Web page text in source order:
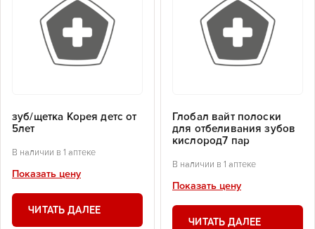
зуб/щетка Корея детс от
5лет
В наличии в 1 аптеке
Показать цену
ЧИТАТЬ ДАЛЕЕ
Глобал вайт полоски
для отбеливания зубов
кислород7 пар
В наличии в 1 аптеке
Показать цену
ЧИТАТЬ ДАЛЕЕ